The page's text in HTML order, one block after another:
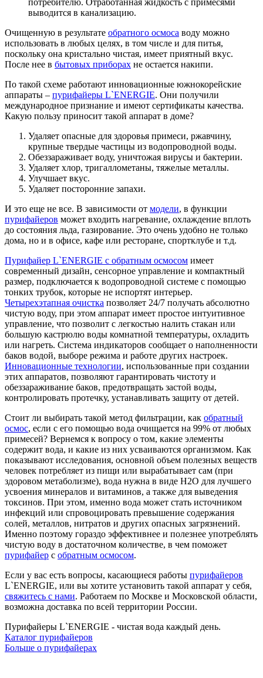
выводится в канализацию.
Очищенную в результате обратного осмоса воду можно
использовать в любых целях, в том числе и для питья,
поскольку она кристально чистая, имеет приятный вкус.
После нее в бытовых приборах не остается накипи.
По такой схеме работают инновационные южнокорейские
аппараты – пурифайеры L`ENERGIE. Они получили
международное признание и имеют сертификаты качества.
Какую пользу приносит такой аппарат в доме?
Удаляет опасные для здоровья примеси, ржавчину,
крупные твердые частицы из водопроводной воды.
Обеззараживает воду, уничтожая вирусы и бактерии.
Удаляет хлор, тригаллометаны, тяжелые металлы.
Улучшает вкус.
Удаляет посторонние запахи.
И это еще не все. В зависимости от модели, в функции
пурифайеров может входить нагревание, охлаждение вплоть
до состояния льда, газирование. Это очень удобно не только
дома, но и в офисе, кафе или ресторане, спортклубе и т.д.
Пурифайер L`ENERGIE с обратным осмосом имеет
современный дизайн, сенсорное управление и компактный
размер, подключается к водопроводной системе с помощью
тонких трубок, которые не испортят интерьер.
Четырехэтапная очистка позволяет 24/7 получать абсолютно
чистую воду, при этом аппарат имеет простое интуитивное
управление, что позволит с легкостью налить стакан или
большую кастрюлю воды комнатной температуры, охладить
или нагреть. Система индикаторов сообщает о наполненности
баков водой, выборе режима и работе других настроек.
Инновационные технологии, использованные при создании
этих аппаратов, позволяют гарантировать чистоту и
обеззараживание баков, предотвращать застой воды,
контролировать протечку, устанавливать защиту от детей.
Стоит ли выбирать такой метод фильтрации, как обратный
осмос, если с его помощью вода очищается на 99% от любых
примесей? Вернемся к вопросу о том, какие элементы
содержит вода, и какие из них усваиваются организмом. Как
показывают исследования, основной объем полезных веществ
человек потребляет из пищи или вырабатывает сам (при
здоровом метаболизме), вода нужна в виде Н2О для лучшего
усвоения минералов и витаминов, а также для выведения
токсинов. При этом, именно вода может стать источником
инфекций или спровоцировать превышение содержания
солей, металлов, нитратов и других опасных загрязнений.
Именно поэтому гораздо эффективнее и полезнее употреблять
чистую воду в достаточном количестве, в чем поможет
пурифайер с обратным осмосом.
Если у вас есть вопросы, касающиеся работы пурифайеров
L`ENERGIE, или вы хотите установить такой аппарат у себя,
свяжитесь с нами. Работаем по Москве и Московской области,
возможна доставка по всей территории России.
Пурифайеры L`ENERGIE - чистая вода каждый день.
Каталог пурифайеров
Больше о пурифайерах